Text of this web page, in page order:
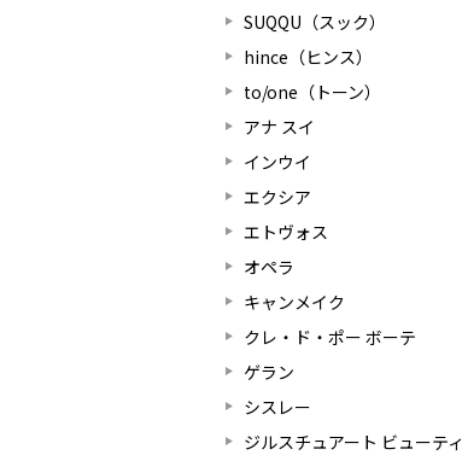
SUQQU（スック）
hince（ヒンス）
to/one（トーン）
アナ スイ
インウイ
エクシア
エトヴォス
オペラ
キャンメイク
クレ・ド・ポー ボーテ
ゲラン
シスレー
ジルスチュアート ビューティ